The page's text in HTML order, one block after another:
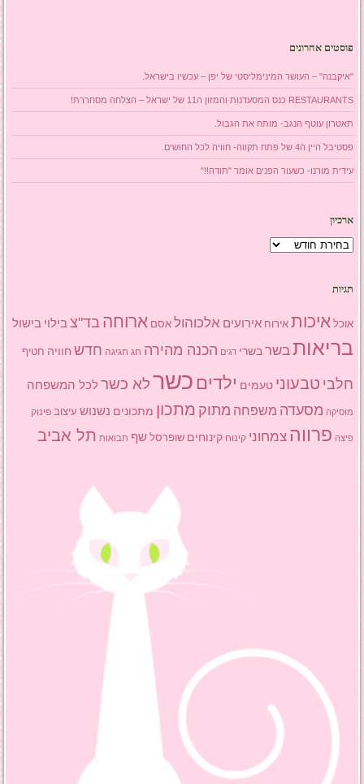
פוסטים אחרונים
"איקבנה" – העושר המינימליסטי של יפן – עכשיו בישראל.
RESTAURANTS כנס המסעדנות והמזון ה11 של ישראל – הצלחה מסחררת!
תאטרון עוטף הנגב- מותח את הגבול.
פסטיבל היין ה4 של פתח תקווה- חוויה לכל החושים.
עידית מורנו- כשעור הפנים אומר "תודה!!"
ארכיון
ארכיון
תגיות
אוכל איכות אירוח אירועים אלכוהול אסם ארוחה בד"צ בילוי בישול
בריאותבשר בשרי דגים הכנה מהירה חג חגיגה חדש חוויה חטיף
חלבי טבעוני טעמים ילדים כשרלא כשר לכל המשפחה
מוסיקה מסעדה משפחה מתוק מתכון מתכונים נשנוש עיצוב פינוק
פיצה פרווה צמחוני קינוח קינוחים שופרסל שף תבואות תל אביב